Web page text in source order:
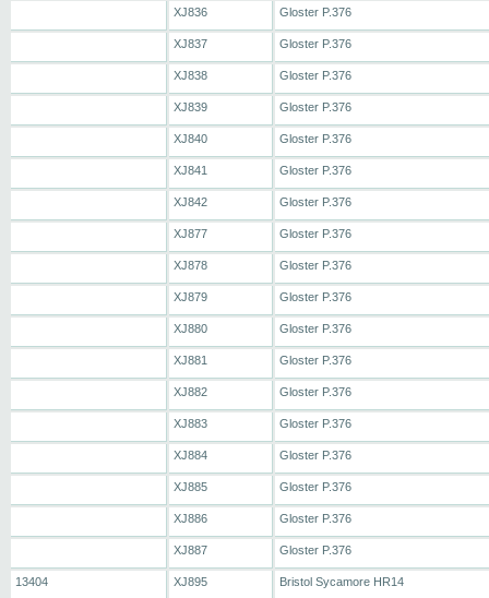
XJ836 Gloster P.376
XJ837 Gloster P.376
XJ838 Gloster P.376
XJ839 Gloster P.376
XJ840 Gloster P.376
XJ841 Gloster P.376
XJ842 Gloster P.376
XJ877 Gloster P.376
XJ878 Gloster P.376
XJ879 Gloster P.376
XJ880 Gloster P.376
XJ881 Gloster P.376
XJ882 Gloster P.376
XJ883 Gloster P.376
XJ884 Gloster P.376
XJ885 Gloster P.376
XJ886 Gloster P.376
XJ887 Gloster P.376
13404 XJ895 Bristol Sycamore HR14